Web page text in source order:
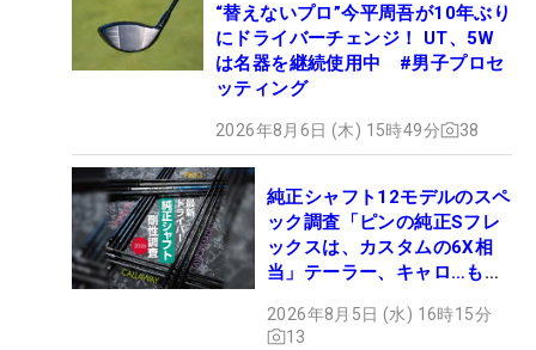
“替えないプロ”今平周吾が10年ぶり
にドライバーチェンジ！ UT、5W
は名器を継続使用中 #男子プロセ
ッティング
2026年8月6日 (木) 15時49分 38
純正シャフト12モデルのスペ
ック調査「ピンの純正Sフレ
ックスは、カスタムの6X相
当」テーラー、キャロ…もチ
2026年8月5日 (水) 16時15分
13